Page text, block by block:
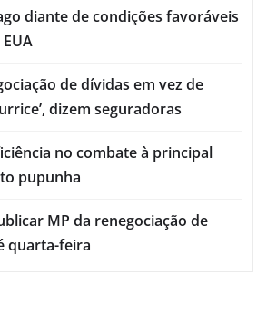
diante de condições favoráveis
de dívidas em vez de
dizem seguradoras
no combate à principal
pupunha
MP da renegociação de
quarta-feira